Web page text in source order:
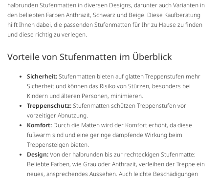
halbrunden Stufenmatten in diversen Designs, darunter auch Varianten in
den beliebten Farben Anthrazit, Schwarz und Beige. Diese Kaufberatung
hilft Ihnen dabei, die passenden Stufenmatten für Ihr zu Hause zu finden
und diese richtig zu verlegen.
Vorteile von Stufenmatten im Überblick
Sicherheit:Stufenmatten bieten auf glatten Treppenstufen mehr
Sicherheit und können das Risiko von Stürzen, besonders bei
Kindern und älteren Personen, minimieren.
Treppenschutz:Stufenmatten schützen Treppenstufen vor
vorzeitiger Abnutzung.
Komfort: Durch die Matten wird der Komfort erhöht, da diese
fußwarm sind und eine geringe dämpfende Wirkung beim
Treppensteigen bieten.
Design:Von der halbrunden bis zur rechteckigen Stufenmatte:
Beliebte Farben, wie Grau oder Anthrazit, verleihen der Treppe ein
neues, ansprechendes Aussehen. Auch leichte Beschädigungen